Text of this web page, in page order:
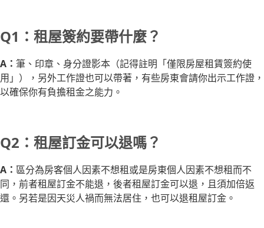
Q1：租屋簽約要帶什麼？
A： 筆、印章、身分證影本（記得註明「僅限房屋租賃簽約使
用」），另外工作證也可以帶著，有些房東會請你出示工作證，
以確保你有負擔租金之能力。
Q2：租屋訂金可以退嗎？
A： 區分為房客個人因素不想租或是房東個人因素不想租而不
同，前者租屋訂金不能退，後者租屋訂金可以退，且須加倍返
還。另若是因天災人禍而無法居住，也可以退租屋訂金。